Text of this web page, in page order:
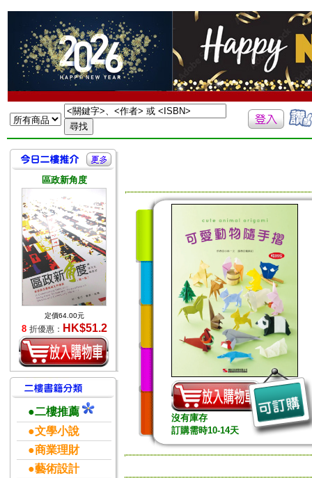
區政新角度
定價64.00元
8 折優惠： HK$51.2
●二樓推薦
●文學小說
●商業理財
●藝術設計
沒有庫存
訂購需時10-14天